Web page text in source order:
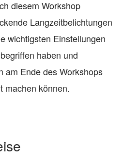
diesem Workshop
Langzeitbelichtungen
wichtigsten Einstellungen
haben und
am Ende des Workshops
machen können.